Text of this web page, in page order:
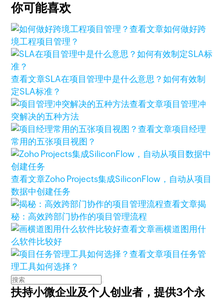
你可能喜欢
查看文章如何做好跨
境工程项目管理？
查看文章SLA在项目管理中是什么意思？如何有效制
定SLA标准？
查看文章项目管理冲
突解决的五种方法
查看文章项目经理
常用的五张项目视图？
查看文章Zoho Projects集成SiliconFlow，自动从项目
数据中创建任务
查看文章揭
秘：高效跨部门协作的项目管理流程
查看文章画横道图用什
么软件比较好
查看文章项目任务管
理工具如何选择？
扶持小微企业及个人创业者，提供3个永